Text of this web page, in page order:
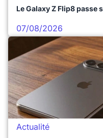
Le Galaxy Z Flip8 passe
07/08/2026
Actualité